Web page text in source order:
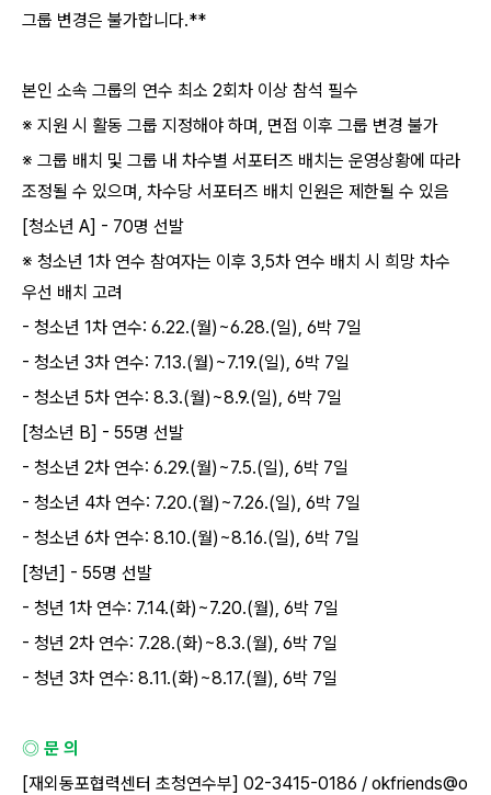
그룹 변경은 불가합니다.**
본인 소속 그룹의 연수 최소 2회차 이상 참석 필수
※ 지원 시 활동 그룹 지정해야 하며, 면접 이후 그룹 변경 불가
※ 그룹 배치 및 그룹 내 차수별 서포터즈 배치는 운영상황에 따라
조정될 수 있으며, 차수당 서포터즈 배치 인원은 제한될 수 있음
[청소년 A] - 70명 선발
※ 청소년 1차 연수 참여자는 이후 3,5차 연수 배치 시 희망 차수
우선 배치 고려
- 청소년 1차 연수: 6.22.(월)~6.28.(일), 6박 7일
- 청소년 3차 연수: 7.13.(월)~7.19.(일), 6박 7일
- 청소년 5차 연수: 8.3.(월)~8.9.(일), 6박 7일
[청소년 B] - 55명 선발
- 청소년 2차 연수: 6.29.(월)~7.5.(일), 6박 7일
- 청소년 4차 연수: 7.20.(월)~7.26.(일), 6박 7일
- 청소년 6차 연수: 8.10.(월)~8.16.(일), 6박 7일
[청년] - 55명 선발
- 청년 1차 연수: 7.14.(화)~7.20.(월), 6박 7일
- 청년 2차 연수: 7.28.(화)~8.3.(월), 6박 7일
- 청년 3차 연수: 8.11.(화)~8.17.(월), 6박 7일
◎ 문 의
[재외동포협력센터 초청연수부] 02-3415-0186 / okfriends@o